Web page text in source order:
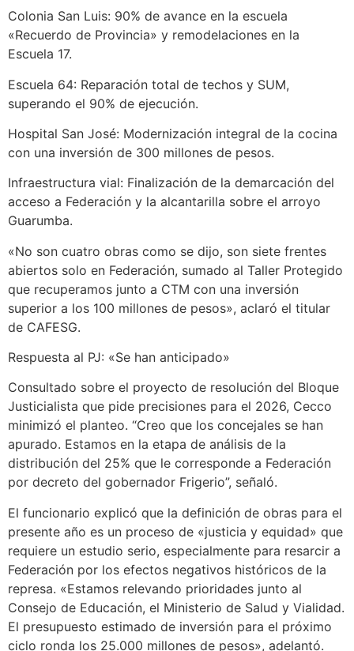
Colonia San Luis: 90% de avance en la escuela
«Recuerdo de Provincia» y remodelaciones en la
Escuela 17.
Escuela 64: Reparación total de techos y SUM,
superando el 90% de ejecución.
Hospital San José: Modernización integral de la cocina
con una inversión de 300 millones de pesos.
Infraestructura vial: Finalización de la demarcación del
acceso a Federación y la alcantarilla sobre el arroyo
Guarumba.
«No son cuatro obras como se dijo, son siete frentes
abiertos solo en Federación, sumado al Taller Protegido
que recuperamos junto a CTM con una inversión
superior a los 100 millones de pesos», aclaró el titular
de CAFESG.
Respuesta al PJ: «Se han anticipado»
Consultado sobre el proyecto de resolución del Bloque
Justicialista que pide precisiones para el 2026, Cecco
minimizó el planteo. “Creo que los concejales se han
apurado. Estamos en la etapa de análisis de la
distribución del 25% que le corresponde a Federación
por decreto del gobernador Frigerio”, señaló.
El funcionario explicó que la definición de obras para el
presente año es un proceso de «justicia y equidad» que
requiere un estudio serio, especialmente para resarcir a
Federación por los efectos negativos históricos de la
represa. «Estamos relevando prioridades junto al
Consejo de Educación, el Ministerio de Salud y Vialidad.
El presupuesto estimado de inversión para el próximo
ciclo ronda los 25.000 millones de pesos», adelantó.